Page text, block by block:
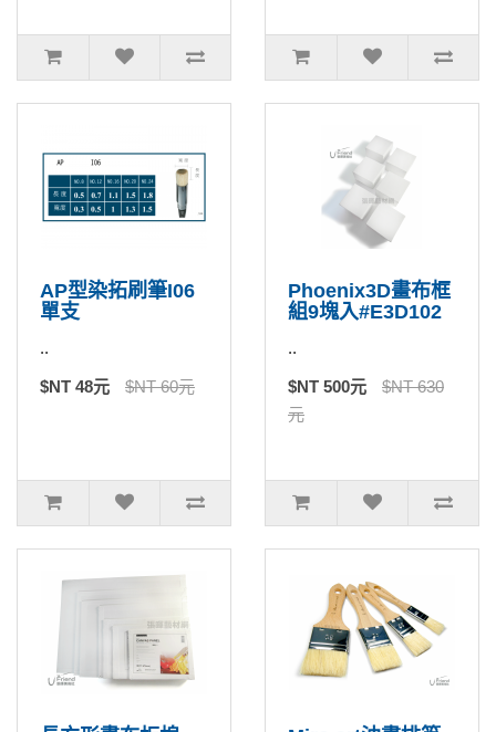
AP型染拓刷筆I06
單支
..
$NT 48元 $NT 60元
Phoenix3D畫布框
組9塊入#E3D102
..
$NT 500元
$NT 630
元